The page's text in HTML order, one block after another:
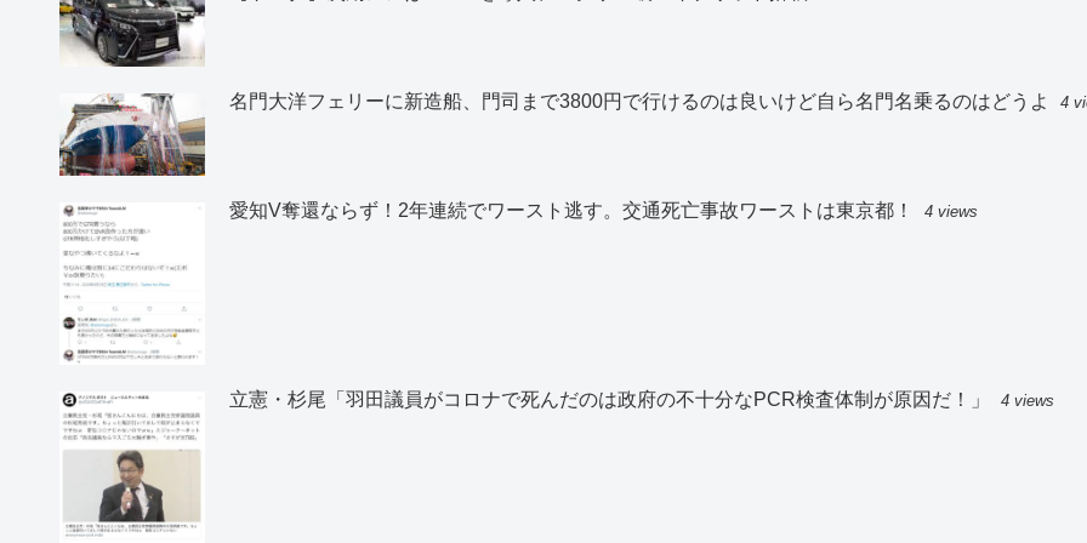
名門大洋フェリーに新造船、門司まで3800円で行けるのは良いけど自ら名門名乗るのはどうよ 4
愛知V奪還ならず！2年連続でワースト逃す。交通死亡事故ワーストは東京都！ 4 views
立憲・杉尾「羽田議員がコロナで死んだのは政府の不十分なPCR検査体制が原因だ！」 4 views